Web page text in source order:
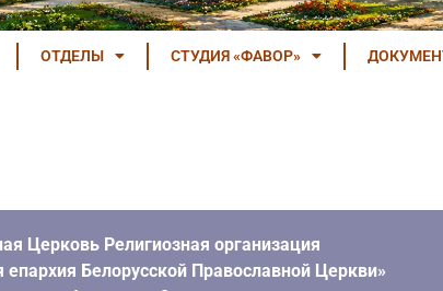
ОТДЕЛЫ СТУДИЯ «ФАВОР»
Церковь Религиозная организация
Белорусской Православной Церкви»